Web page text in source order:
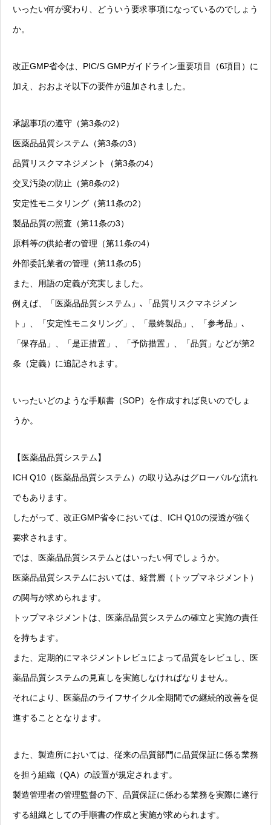
いったい何が変わり、どういう要求事項になっているのでしょう
か。
改正GMP省令は、PIC/S GMPガイドライン重要項目（6項目）に
加え、おおよそ以下の要件が追加されました。
承認事項の遵守（第3条の2）
医薬品品質システム（第3条の3）
品質リスクマネジメント（第3条の4）
交叉汚染の防止（第8条の2）
安定性モニタリング（第11条の2）
製品品質の照査（第11条の3）
原料等の供給者の管理（第11条の4）
外部委託業者の管理（第11条の5）
また、用語の定義が充実しました。
例えば、「医薬品品質システム」､「品質リスクマネジメン
ト」、「安定性モニタリング」、「最終製品」、「参考品」､
「保存品」、「是正措置」、「予防措置」、「品質」などが第2
条（定義）に追記されます。
いったいどのような手順書（SOP）を作成すれば良いのでしょ
うか。
【医薬品品質システム】
ICH Q10（医薬品品質システム）の取り込みはグローバルな流れ
でもあります。
したがって、改正GMP省令においては、ICH Q10の浸透が強く
要求されます。
では、医薬品品質システムとはいったい何でしょうか。
医薬品品質システムにおいては、経営層（トップマネジメント）
の関与が求められます。
トップマネジメントは、医薬品品質システムの確立と実施の責任
を持ちます。
また、定期的にマネジメントレビュによって品質をレビュし、医
薬品品質システムの見直しを実施しなければなりません。
それにより、医薬品のライフサイクル全期間での継続的改善を促
進することとなります。
また、製造所においては、従来の品質部門に品質保証に係る業務
を担う組織（QA）の設置が規定されます。
製造管理者の管理監督の下、品質保証に係わる業務を実際に遂行
する組織としての手順書の作成と実施が求められます。